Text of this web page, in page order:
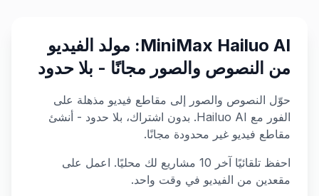
MiniMax Hailuo AI: مولد الفيديو
من النصوص والصور مجانًا - بلا حدود
حوّل النصوص والصور إلى مقاطع فيديو مذهلة على
الفور مع Hailuo AI. بدون اشتراك، بلا حدود - أنشئ
مقاطع فيديو غير محدودة مجانًا.
احفظ تلقائيًا آخر 10 مشاريع لك محليًا. اعمل على
مقعدين من الفيديو في وقت واحد.